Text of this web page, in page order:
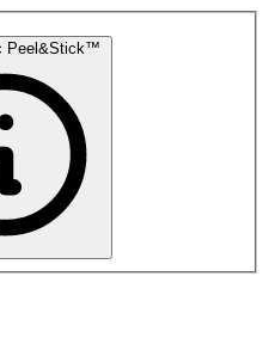
Peel&Stick™